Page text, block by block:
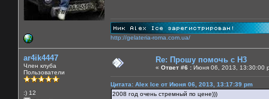
http://gelateria-roma.com.ua/
ar4ik4447
Член клуба
Пользователи
:) 12
Re: Прошу помочь с Н3
« Ответ #6 : Июня 06, 2013, 13:30:00
Цитата: Alex Ice от Июня 06, 2013, 13:17:39 pm
2008 год очень стремный по цене)))